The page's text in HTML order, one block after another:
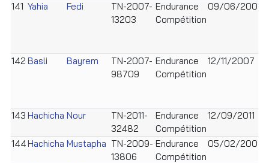
141 Yahia Fedi
TN-2007-
13203
Endurance
Compétition
09/06/2007
142 Basli Bayrem
TN-2007-
98709
Endurance
Compétition
12/11/2007
143 Hachicha Nour
TN-2011-
32482
Endurance
Compétition
12/09/2011
144Hachicha Mustapha TN-2009-
13806
Endurance
Compétition
05/02/2009